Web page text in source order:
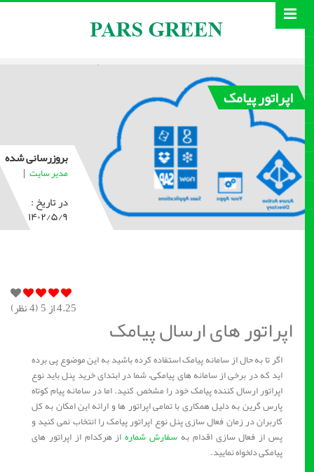
اپراتور پیامک
بروزرسانی شده
مدیر سایت |
در تاریخ :
۱۴۰۲/۵/۹
4.25از 5 ( 4نظر)
اپراتور های ارسال پیامک
اگر تا به حال از سامانه پیامک استفاده کرده باشید به این موضوع پی برده
اید که در برخی از سامانه های پیامکی، شما در ابتدای خرید پنل باید نوع
اپراتور ارسال کننده پیامک خود را مشخص کنید. اما در سامانه پیام کوتاه
پارس گرین به دلیل همکاری با تمامی اپراتور ها و ارائه این امکان به کل
کاربران در زمان فعال سازی پنل نوع اپراتور پیامک را انتخاب نمی کنید و
پس از فعال سازی اقدام بهسفارش شمارهاز هرکدام از اپراتور های
پیامکی دلخواه نمایید.